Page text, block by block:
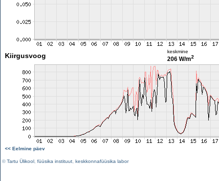
Kiirgusvoog
keskmine
206 W/m2
<< Eelmine päev
©Tartu Ülikool füüsika instituut keskkonnafüüsika labor